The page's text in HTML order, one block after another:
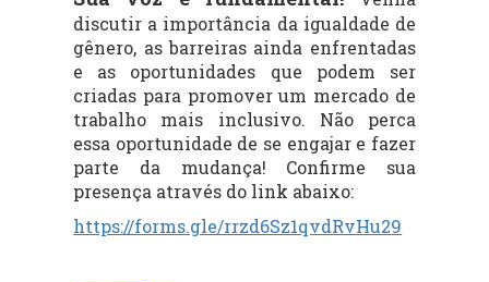
discutir a importância da igualdade de
gênero, as barreiras ainda enfrentadas
e as oportunidades que podem ser
criadas para promover um mercado de
trabalho mais inclusivo. Não perca
essa oportunidade de se engajar e fazer
parte da mudança! Confirme sua
presença através do link abaixo:
https://forms.gle/rrzd6Sz1qvdRvHu29